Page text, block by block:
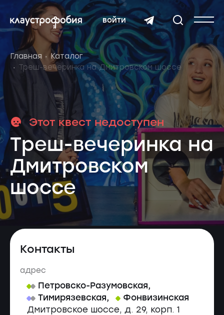
войти
Главная
Каталог
Треш-вечеринка на Дмитровском шоссе
Этот квест недоступен
Треш-вечеринка на
Дмитровском
шоссе
Контакты
адрес
Петровско-Разумовская,
Тимирязевская, Фонвизинская
Дмитровское шоссе, д. 29, корп. 1